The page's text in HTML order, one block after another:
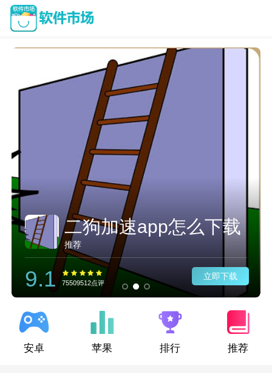
二狗加速app怎么下载
推荐
9.1 75509512点评
立即下载
安卓 苹果 排行 推荐